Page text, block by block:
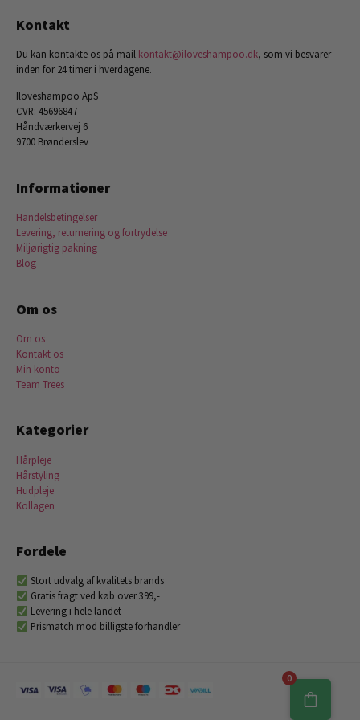
Kontakt
Du kan kontakte os på mail kontakt@iloveshampoo.dk, som vi besvarer
inden for 24 timer i hverdagene.
Iloveshampoo ApS
CVR: 45696847
Håndværkervej 6
9700 Brønderslev
Informationer
Handelsbetingelser
Levering, returnering og fortrydelse
Miljørigtig pakning
Blog
Om os
Om os
Kontakt os
Min konto
Team Trees
Kategorier
Hårpleje
Hårstyling
Hudpleje
Kollagen
Fordele
Stort udvalg af kvalitets brands
Gratis fragt ved køb over 399,-
Levering i hele landet
Prismatch mod billigste forhandler
0